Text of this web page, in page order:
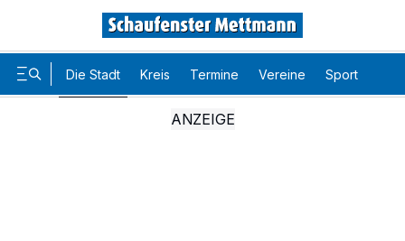
Die Stadt Kreis Termine Vereine Sport